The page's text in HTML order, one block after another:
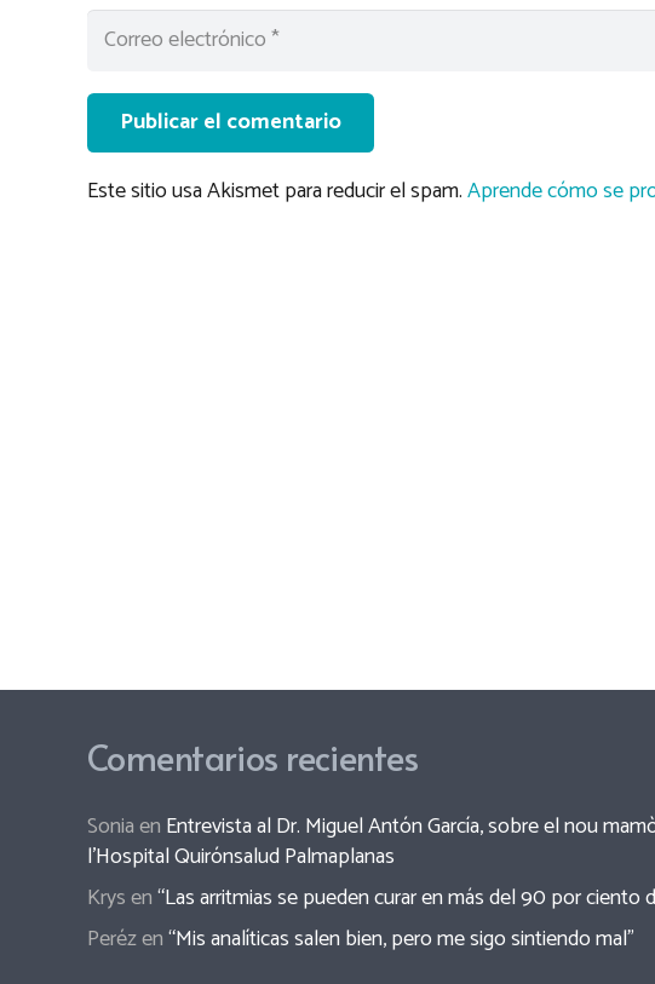
Publicar el comentario
Este sitio usa Akismet para reducir el spam.Aprende cómo se
Comentarios recientes
Soniaen Entrevista al Dr. Miguel Antón García, sobre el nou
l’Hospital Quirónsalud Palmaplanas
Krysen“Las arritmias se pueden curar en más del 90 por ciento
Perézen“Mis analíticas salen bien, pero me sigo sintiendo mal”